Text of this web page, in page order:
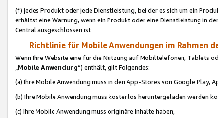
(f) jedes Produkt oder jede Dienstleistung, bei der es sich um ein
erhältst eine Warnung, wenn ein Produkt oder eine Dienstleistung in
Central ausgeschlossen ist.
Richtlinie für Mobile Anwendungen im Rahmen
Wenn Ihre Website eine für die Nutzung auf Mobiltelefonen, Tablets
„Mobile Anwendung“) enthält, gilt Folgendes:
(a) Ihre Mobile Anwendung muss in den App-Stores von Google Play,
(b) Ihre Mobile Anwendung muss kostenlos heruntergeladen werden
(c) Ihre Mobile Anwendung muss originäre Inhalte haben,